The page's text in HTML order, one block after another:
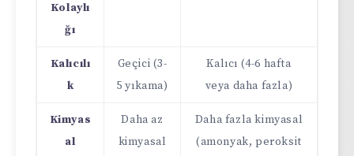
Kolaylı
ğı
Kalıcılı
k
Geçici (3-
5 yıkama)
Kalıcı (4-6 hafta
veya daha fazla)
Kimyas
al
Daha az
kimyasal
Daha fazla kimyasal
(amonyak, peroksit